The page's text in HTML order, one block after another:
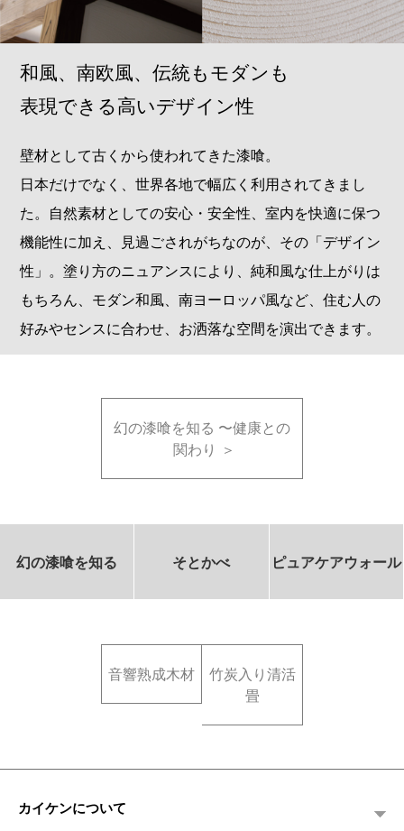
和風、南欧風、伝統もモダンも
表現できる高いデザイン性
壁材として古くから使われてきた漆喰。
日本だけでなく、世界各地で幅広く利用されてきまし
た。自然素材としての安心・安全性、室内を快適に保つ
機能性に加え、見過ごされがちなのが、その「デザイン
性」。塗り方のニュアンスにより、純和風な仕上がりは
もちろん、モダン和風、南ヨーロッパ風など、住む人の
好みやセンスに合わせ、お洒落な空間を演出できます。
幻の漆喰を知る 〜健康との
関わり
幻の漆喰を知る そとかべ ピュアケアウォール
音響熟成木材
竹炭入り清活
畳
カイケンについて